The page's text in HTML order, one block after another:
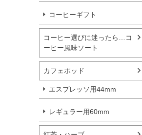
コーヒーギフト
コーヒー選びに迷ったら…コ
ーヒー風味ソート
カフェポッド
エスプレッソ用44mm
レギュラー用60mm